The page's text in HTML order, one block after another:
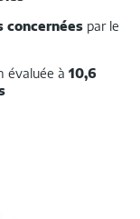
concernéespar le
évaluée à 10,6